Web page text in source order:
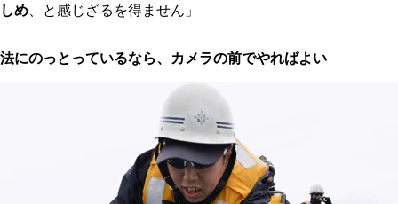
しめ 、と感じざるを得ません」
法にのっとっているなら、カメラの前でやればよい